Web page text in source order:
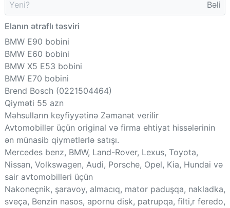
Yeni?
Bəli
Elanın ətraflı təsviri
BMW E90 bobini
BMW E60 bobini
BMW X5 E53 bobini
BMW E70 bobini
Brend Bosch (0221504464)
Qiyməti 55 azn
Məhsulların keyfiyyətinə Zəmanət verilir
Avtomobillər üçün original və firma ehtiyat hissələrinin
ən münasib qiymətlərlə satışı.
Mercedes benz, BMW, Land-Rover, Lexus, Toyota,
Nissan, Volkswagen, Audi, Porsche, Opel, Kia, Hundai və
sair avtomobilləri üçün
Nakoneçnik, şaravoy, almacıq, mator paduşqa, nakladka,
sveça, Benzin nasos, apornu disk, patrupqa, filti,r feredo,